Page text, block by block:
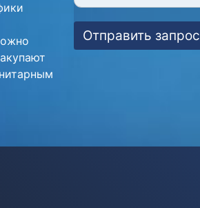
Отправить запрос